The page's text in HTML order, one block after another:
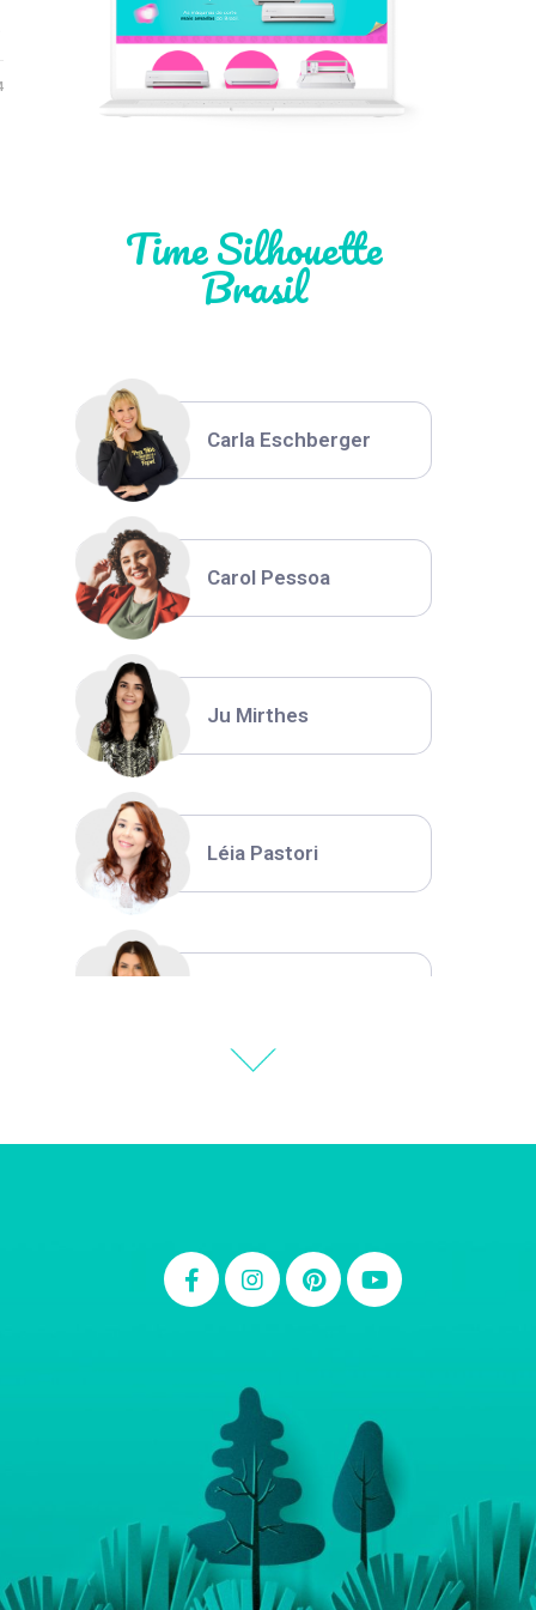
Time Silhouette
Brasil
Léia Pastori
Thiara Ney
Carla Eschberger
Carol Pessoa
Ju Mirthes
Léia Pastori
Carla Eschberger
Carol Pessoa
Ju Mirthes